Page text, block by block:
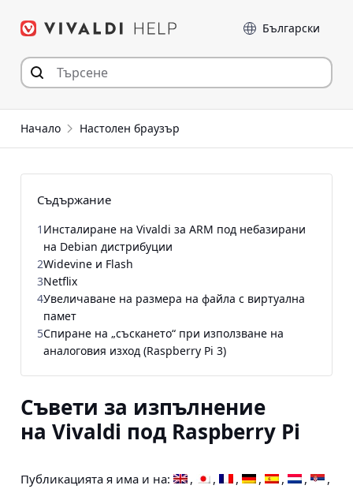
към съдържанието
Език
Начало Настолен браузър
Съвети за изпълнение
на Vivaldi под Raspberry Pi
Публикацията я има и на:
Съдържание
1 Инсталиране на Vivaldi за ARM под небазирани
на Debian дистрибуции
2Widevine и Flash
3Netflix
4Увеличаване на размера на файла с виртуална
памет
5Спиране на „съскането“ при използване на
аналоговия изход (Raspberry Pi 3)